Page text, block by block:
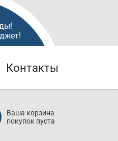
Контакты
Ваша корзина
покупок пуста